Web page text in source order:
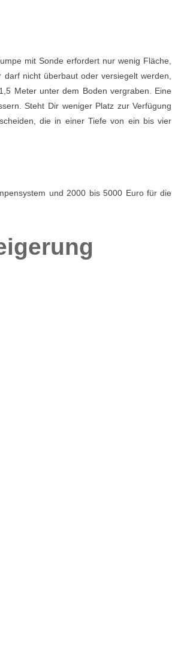
mit Sonde erfordert nur wenig Fläche,
nicht überbaut oder versiegelt werden,
Meter unter dem Boden vergraben. Eine
Steht Dir weniger Platz zur Verfügung
die in einer Tiefe von ein bis vier
und 2000 bis 5000 Euro für die